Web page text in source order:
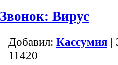
Звонок: Вирус
Добавил: Кассумия |
11420